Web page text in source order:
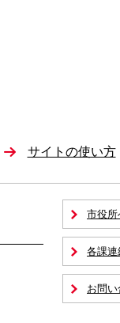
サイトの使い方
市役所
各課連
お問